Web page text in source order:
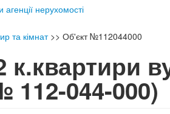
агенції нерухомості
та кімнат>> Об'єкт №112044000
к.квартири
112-044-000)